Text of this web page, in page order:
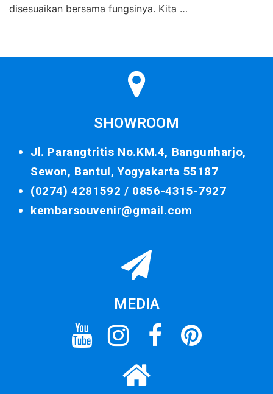
disesuaikan bersama fungsinya. Kita …
SHOWROOM
Jl. Parangtritis No.KM.4, Bangunharjo,
Sewon, Bantul, Yogyakarta 55187
(0274) 4281592 / 0856-4315-7927
kembarsouvenir@gmail.com
MEDIA